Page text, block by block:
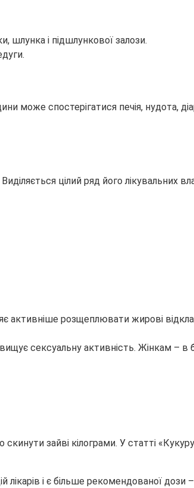
шлунка і підшлункової залози.
спостерігатися печія, нудота,
цілий ряд його лікувальних
активніше розщеплювати жирові
сексуальну активність. Жінкам – в
зайві кілограми. У статті
і є більше рекомендованої дози